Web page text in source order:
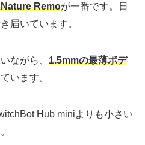
Remoが一番です。日
届いています。
ながら、 1.5mmの最薄ボデ
います。
Hub miniよりも小さい